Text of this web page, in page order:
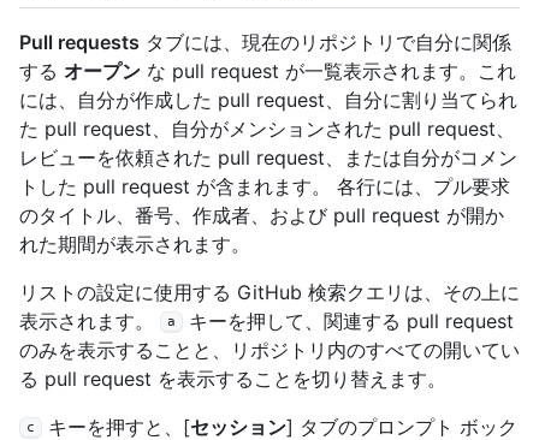
Pull requests タブには、現在のリポジトリで自分に関係
する オープン な pull request が一覧表示されます。これ
には、自分が作成した pull request、自分に割り当てられ
た pull request、自分がメンションされた pull request、
レビューを依頼された pull request、または自分がコメン
トした pull request が含まれます。 各行には、プル要求
のタイトル、番号、作成者、および pull request が開か
れた期間が表示されます。
リストの設定に使用する GitHub 検索クエリは、その上に
表示されます。
a
キーを押して、関連する pull request
のみを表示することと、リポジトリ内のすべての開いてい
る pull request を表示することを切り替えます。
c キーを押すと、[セッション] タブのプロンプト ボック